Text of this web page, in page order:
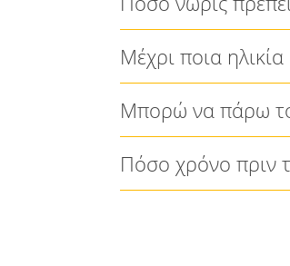
Μέχρι ποια
Μπορώ να πάρω
Πόσο χρόνο πριν